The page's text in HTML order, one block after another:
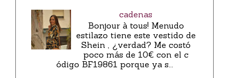
cadenas
Bonjour à tous! Menudo
estilazo tiene este vestido de
Shein , ¿verdad? Me costó
poco más de 10€ con el c
ódigo BF19861 porque ya s...